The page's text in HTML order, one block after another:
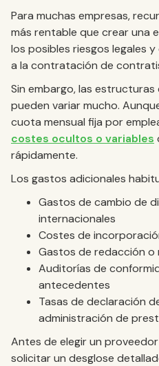
Para muchas empresas,
más rentable que crear una
los posibles riesgos legales
a la contratación de
Sin embargo, las estructuras
pueden variar mucho.
cuota mensual fija por
costes ocultos o variables
rápidamente.
Los gastos adicionales
Gastos de cambio de
internacionales
Costes de
Gastos de redacción
Auditorías de
antecedentes
Tasas de declaración
administración de
Antes de elegir un proveedor
solicitar un desglose